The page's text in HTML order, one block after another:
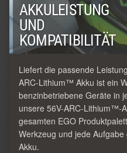
AKKULEISTUNG
UND
KOMPATIBILITÄT
Liefert die passende
ARC-Lithium™ Akku ist ein
benzinbetriebene Geräte in
unsere 56V-ARC-Lithium™-
gesamten EGO
Werkzeug und jede
Akku.